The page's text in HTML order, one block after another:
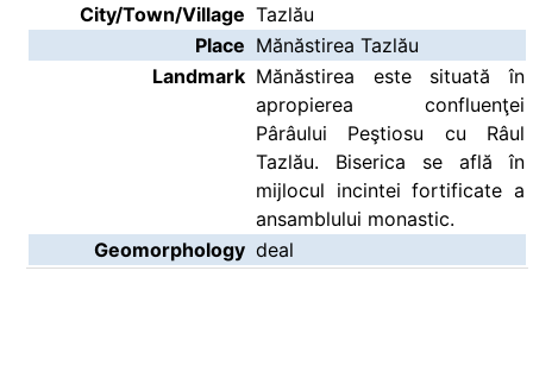
City/Town/Village Tazlău
Place Mănăstirea Tazlău
Landmark Mănăstirea este situată în
apropierea confluenţei
Pârâului Peştiosu cu Râul
Tazlău. Biserica se află în
mijlocul incintei fortificate a
ansamblului monastic.
Geomorphology deal